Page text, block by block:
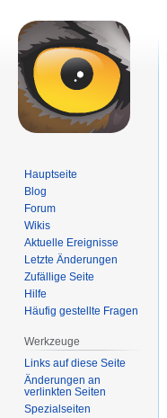
Hauptseite
Blog
Forum
Wikis
Aktuelle Ereignisse
Letzte Änderungen
Zufällige Seite
Hilfe
Häufig gestellte Fragen
Werkzeuge
Links auf diese Seite
Änderungen an
verlinkten Seiten
Spezialseiten